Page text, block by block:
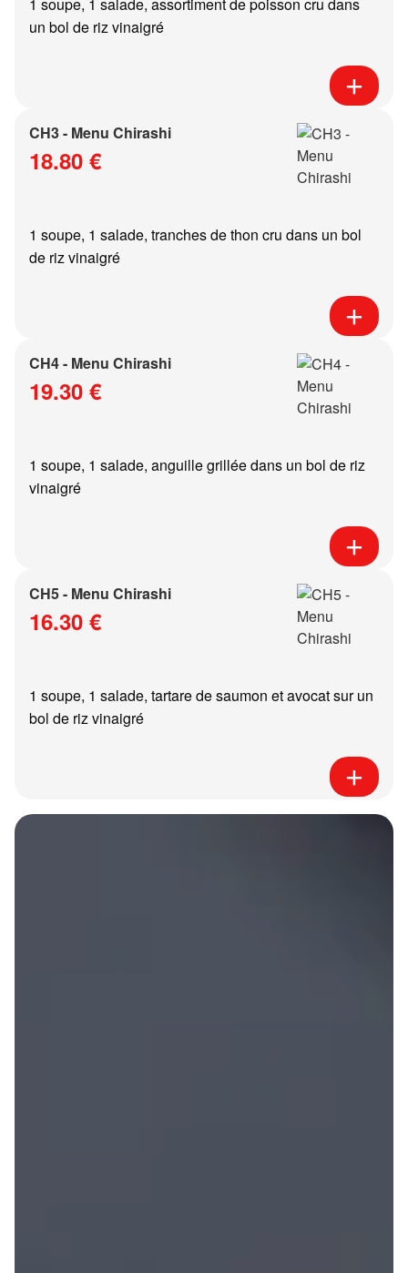
1 soupe, 1 salade, assortiment de poisson cru dans
un bol de riz vinaigré
CH3 - Menu Chirashi
18.80 €
1 soupe, 1 salade, tranches de thon cru dans un bol
de riz vinaigré
CH4 - Menu Chirashi
19.30 €
1 soupe, 1 salade, anguille grillée dans un bol de riz
vinaigré
CH5 - Menu Chirashi
16.30 €
1 soupe, 1 salade, tartare de saumon et avocat sur un
bol de riz vinaigré